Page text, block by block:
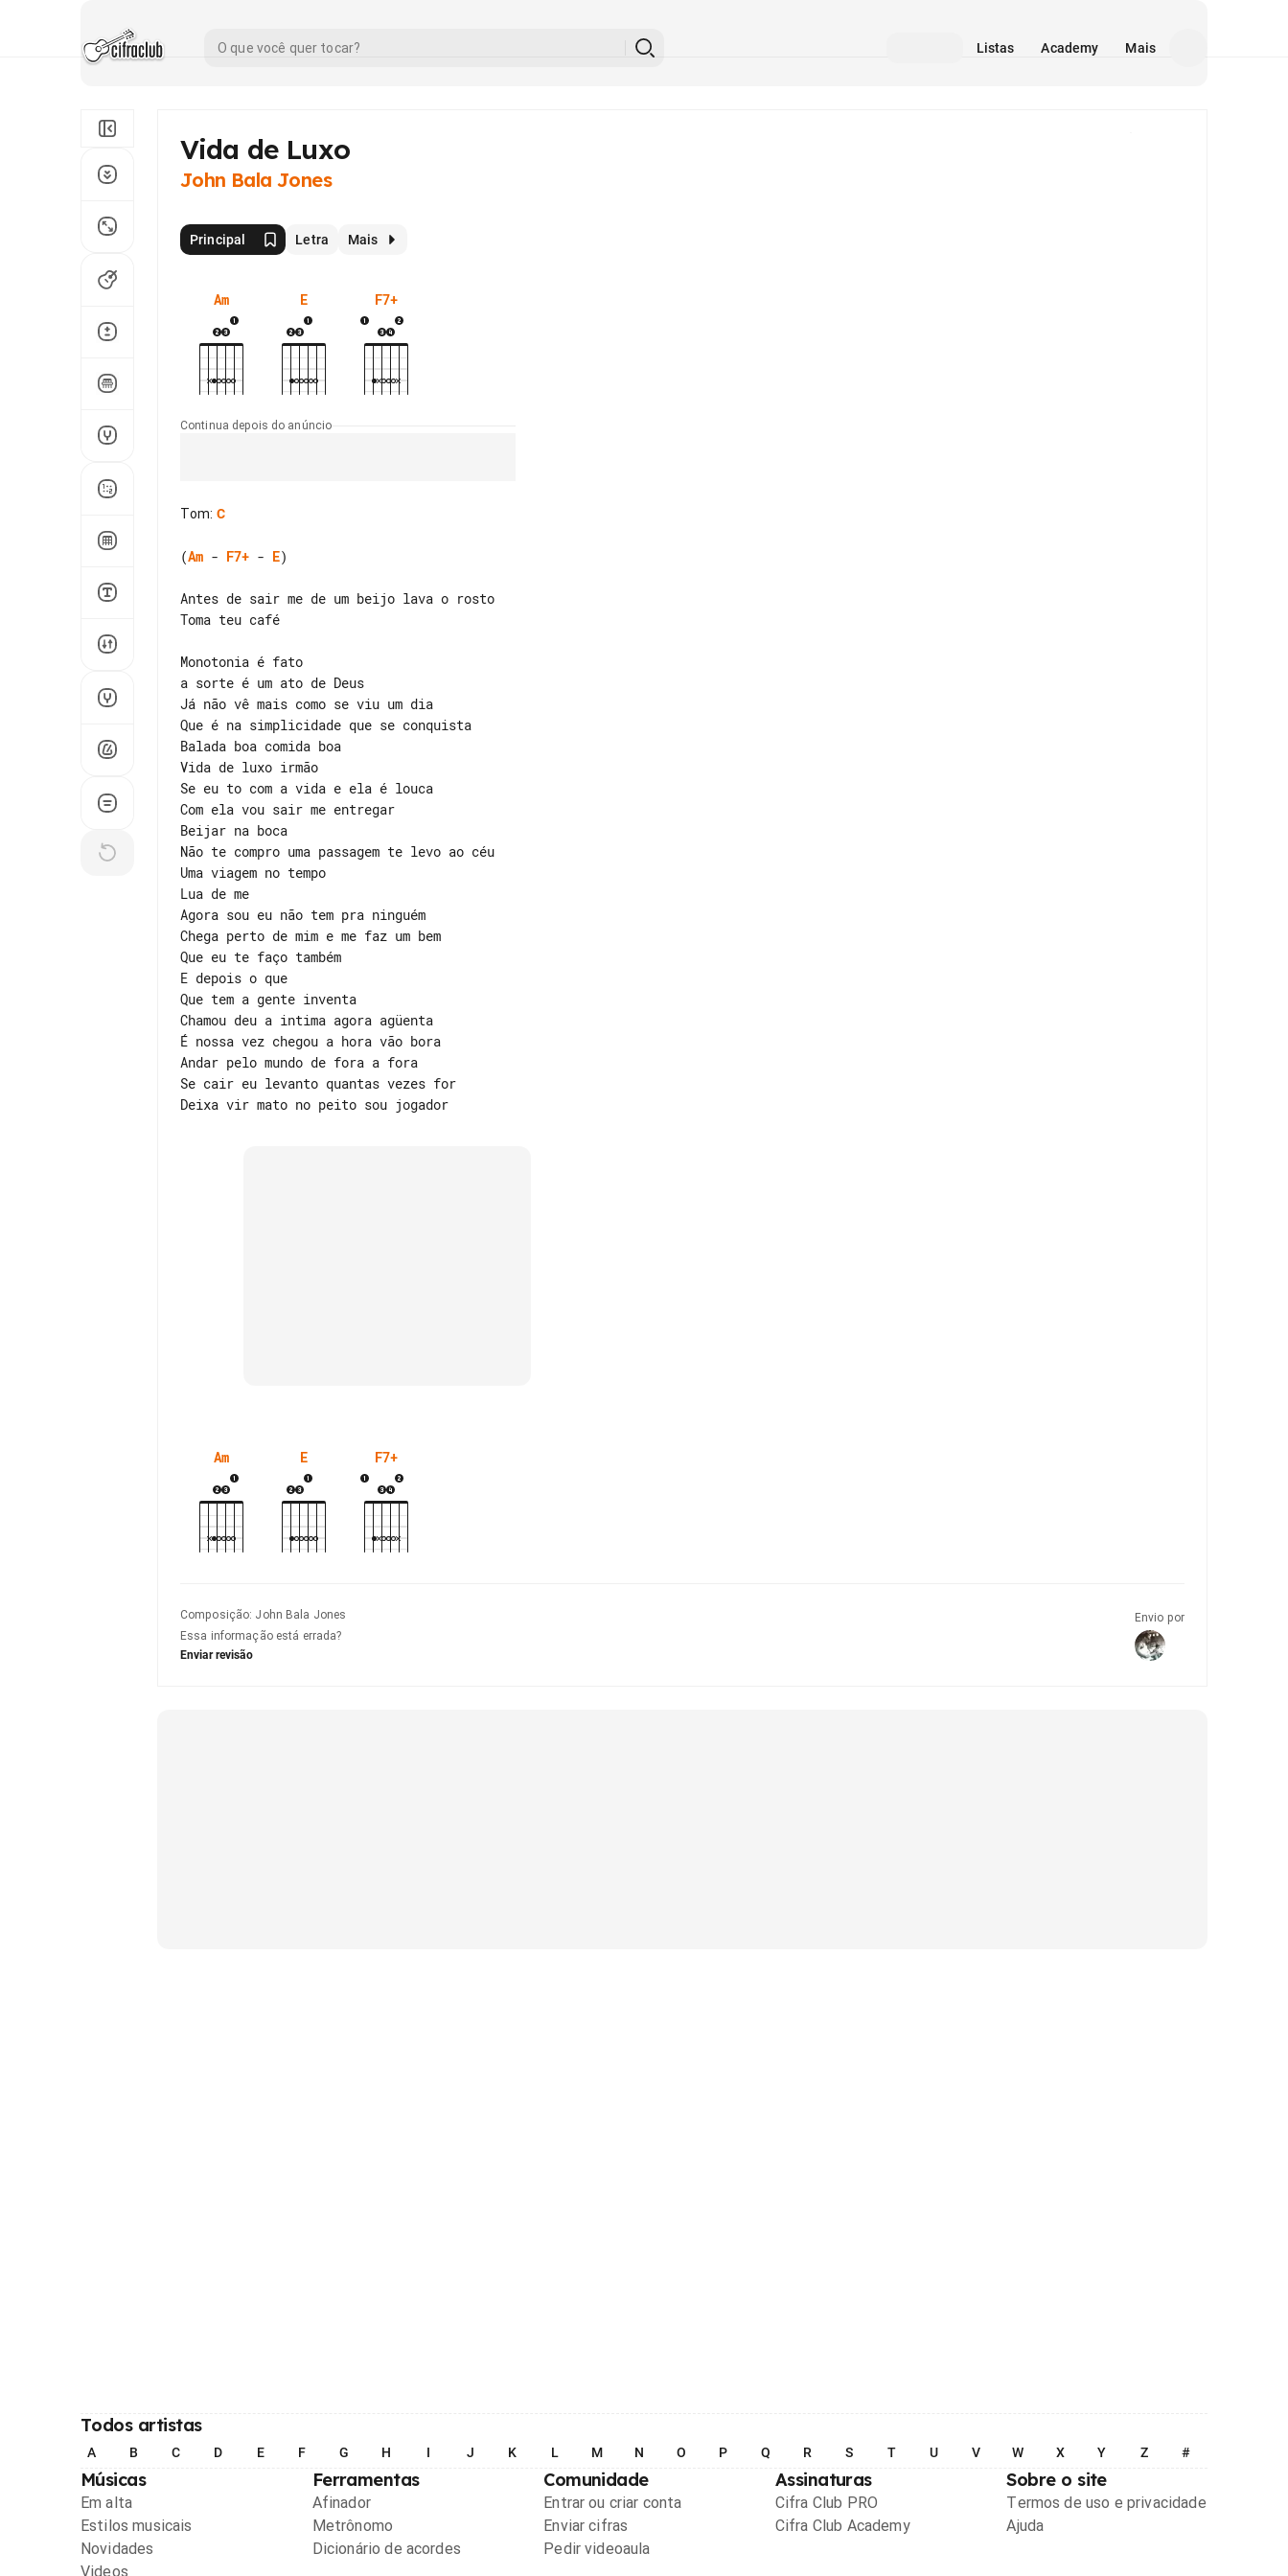
Listas Academy Mais
Vida de Luxo
John Bala Jones
Principal Letra Mais
Am E F7+
Continua depois do anúncio
Tom: C
(Am - F7+ - E)
Antes de sair me de um beijo lava o rosto
Toma teu café
Monotonia é fato
a sorte é um ato de Deus
Já não vê mais como se viu um dia
Balada boa comida boa
Vida de luxo irmão
Se eu to com a vida e ela é louca
Com ela vou sair me entregar
Beijar na boca
Não te compro uma passagem te levo ao céu
Uma viagem no tempo
Lua de me
Agora sou eu não tem pra ninguém
Chega perto de mim e me faz um bem
Que eu te faço também
E depois o que
Que tem a gente inventa
Chamou deu a intima agora agüenta
É nossa vez chegou a hora vão bora
Andar pelo mundo de fora a fora
Se cair eu levanto quantas vezes for
Am E F7+
Composição: John Bala Jones
Essa informação está errada?
Enviar revisão
Envio por
Todos artistas
A B C D E F G H I J K L M N O P Q R S T U V W X Y Z #
Músicas
Em alta
Estilos musicais
Novidades
Videos
Ferramentas
Afinador
Metrônomo
Dicionário de acordes
Comunidade
Entrar ou criar conta
Enviar cifras
Pedir videoaula
Assinaturas
Cifra Club PRO
Cifra Club Academy
Sobre o site
Termos de uso e privacidade
Ajuda